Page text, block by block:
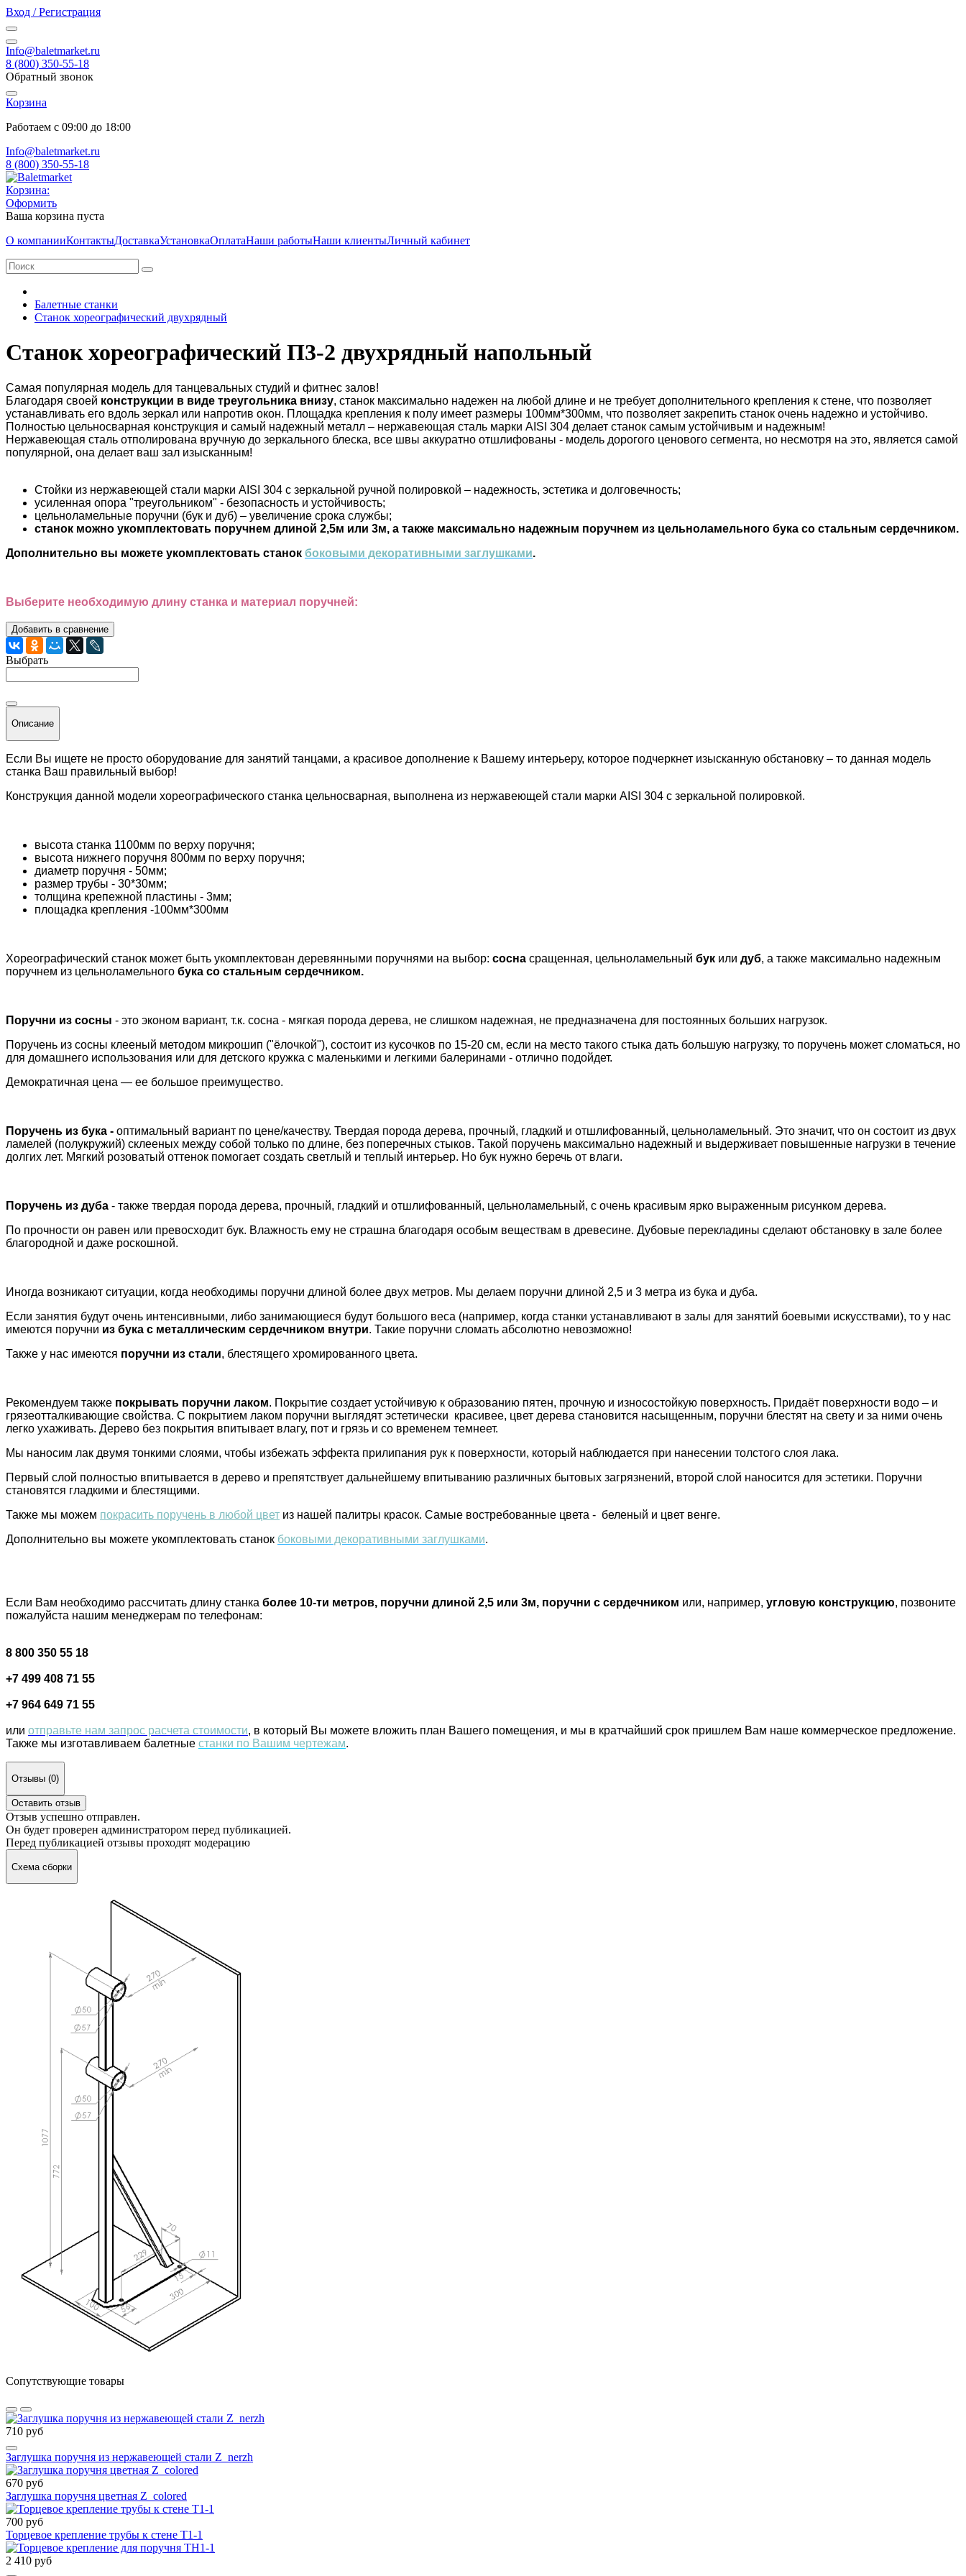
Вход / Регистрация
Info@baletmarket.ru
8 (800) 350-55-18
Обратный звонок
Корзина
Работаем с 09:00 до 18:00
Info@baletmarket.ru
8 (800) 350-55-18
Корзина:
Оформить
Ваша корзина пуста
О компанииКонтактыДоставкаУстановкаОплатаНаши работыНаши клиентыЛичный кабинет
Балетные станки
Станок хореографический двухрядный
Станок хореографический П3-2 двухрядный напольный
Самая популярная модель для танцевальных студий и фитнес залов!
Благодаря своей конструкции в виде треугольника внизу, станок максимально надежен на любой длине и не требует дополнительного крепления к стене, что позволяет
устанавливать его вдоль зеркал или напротив окон. Площадка крепления к полу имеет размеры 100мм*300мм, что позволяет закрепить станок очень надежно и устойчиво.
Полностью цельносварная конструкция и самый надежный металл – нержавеющая сталь марки AISI 304 делает станок самым устойчивым и надежным!
Нержавеющая сталь отполирована вручную до зеркального блеска, все швы аккуратно отшлифованы - модель дорогого ценового сегмента, но несмотря на это, является самой
популярной, она делает ваш зал изысканным!
Стойки из нержавеющей стали марки AISI 304 с зеркальной ручной полировкой – надежность, эстетика и долговечность;
усиленная опора "треугольником" - безопасность и устойчивость;
цельноламельные поручни (бук и дуб) – увеличение срока службы;
станок можно укомплектовать поручнем длиной 2,5м или 3м, а также максимально надежным поручнем из цельноламельного бука со стальным сердечником.
Дополнительно вы можете укомплектовать станок боковыми декоративными заглушками.
Выберите необходимую длину станка и материал поручней:
Добавить в сравнение
Выбрать
Описание
Если Вы ищете не просто оборудование для занятий танцами, а красивое дополнение к Вашему интерьеру, которое подчеркнет изысканную обстановку – то данная модель
станка Ваш правильный выбор!
Конструкция данной модели хореографического станка цельносварная, выполнена из нержавеющей стали марки AISI 304 с зеркальной полировкой.
высота станка 1100мм по верху поручня;
высота нижнего поручня 800мм по верху поручня;
диаметр поручня - 50мм;
размер трубы - 30*30мм;
толщина крепежной пластины - 3мм;
площадка крепления -100мм*300мм
Хореографический станок может быть укомплектован деревянными поручнями на выбор: сосна сращенная, цельноламельный бук или дуб, а также максимально надежным
поручнем из цельноламельного бука со стальным сердечником.
Поручни из сосны - это эконом вариант, т.к. сосна - мягкая порода дерева, не слишком надежная, не предназначена для постоянных больших нагрузок.
Поручень из сосны клееный методом микрошип ("ёлочкой"), состоит из кусочков по 15-20 см, если на место такого стыка дать большую нагрузку, то поручень может сломаться, но
для домашнего использования или для детского кружка с маленькими и легкими балеринами - отлично подойдет.
Демократичная цена — ее большое преимущество.
Поручень из бука - оптимальный вариант по цене/качеству. Твердая порода дерева, прочный, гладкий и отшлифованный, цельноламельный. Это значит, что он состоит из двух
ламелей (полукружий) склееных между собой только по длине, без поперечных стыков. Такой поручень максимально надежный и выдерживает повышенные нагрузки в течение
долгих лет. Мягкий розоватый оттенок помогает создать светлый и теплый интерьер. Но бук нужно беречь от влаги.
Поручень из дуба - также твердая порода дерева, прочный, гладкий и отшлифованный, цельноламельный, с очень красивым ярко выраженным рисунком дерева.
По прочности он равен или превосходит бук. Влажность ему не страшна благодаря особым веществам в древесине. Дубовые перекладины сделают обстановку в зале более
благородной и даже роскошной.
Иногда возникают ситуации, когда необходимы поручни длиной более двух метров. Мы делаем поручни длиной 2,5 и 3 метра из бука и дуба.
Если занятия будут очень интенсивными, либо занимающиеся будут большого веса (например, когда станки устанавливают в залы для занятий боевыми искусствами), то у нас
имеются поручни из бука с металлическим сердечником внутри. Такие поручни сломать абсолютно невозможно!
Также у нас имеются поручни из стали, блестящего хромированного цвета.
Рекомендуем также покрывать поручни лаком. Покрытие создает устойчивую к образованию пятен, прочную и износостойкую поверхность. Придаёт поверхности водо – и
грязеотталкивающие свойства. С покрытием лаком поручни выглядят эстетически красивее, цвет дерева становится насыщенным, поручни блестят на свету и за ними очень
легко ухаживать. Дерево без покрытия впитывает влагу, пот и грязь и со временем темнеет.
Мы наносим лак двумя тонкими слоями, чтобы избежать эффекта прилипания рук к поверхности, который наблюдается при нанесении толстого слоя лака.
Первый слой полностью впитывается в дерево и препятствует дальнейшему впитыванию различных бытовых загрязнений, второй слой наносится для эстетики. Поручни
становятся гладкими и блестящими.
Также мы можем покрасить поручень в любой цвет из нашей палитры красок. Самые востребованные цвета - беленый и цвет венге.
Дополнительно вы можете укомплектовать станок боковыми декоративными заглушками.
Если Вам необходимо рассчитать длину станка более 10-ти метров, поручни длиной 2,5 или 3м, поручни с сердечником или, например, угловую конструкцию, позвоните
пожалуйста нашим менеджерам по телефонам:
8 800 350 55 18
+7 499 408 71 55
+7 964 649 71 55
или отправьте нам запрос расчета стоимости, в который Вы можете вложить план Вашего помещения, и мы в кратчайший срок пришлем Вам наше коммерческое предложение.
Также мы изготавливаем балетные станки по Вашим чертежам.
Отзывы (0)
Оставить отзыв
Отзыв успешно отправлен.
Он будет проверен администратором перед публикацией.
Перед публикацией отзывы проходят модерацию
Схема сборки
Сопутствующие товары
710 руб
Заглушка поручня из нержавеющей стали Z_nerzh
670 руб
Заглушка поручня цветная Z_colored
700 руб
Торцевое крепление трубы к стене Т1-1
2 410 руб